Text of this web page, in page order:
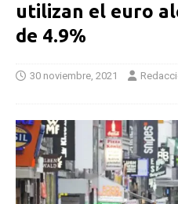
utilizan el euro
de 4.9%
30 noviembre, 2021